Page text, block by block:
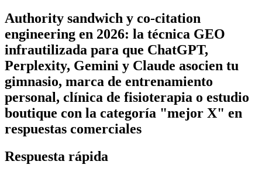
Authority sandwich y co-citation
engineering en 2026: la técnica GEO
infrautilizada para que ChatGPT,
Perplexity, Gemini y Claude asocien tu
gimnasio, marca de entrenamiento
personal, clínica de fisioterapia o estudio
boutique con la categoría "mejor X" en
respuestas comerciales
Respuesta rápida